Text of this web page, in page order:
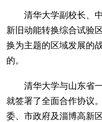
清华大学副校长、中
新旧动能转换综合试验
换为主题的区域发展的
的。
清华大学与山东省一
就签署了全面合作协议
委、市政府及淄博高新